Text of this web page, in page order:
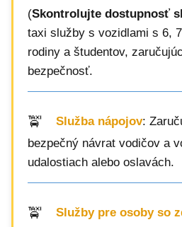
(Skontrolujte dostupnosť
taxi služby s vozidlami s 6,
rodiny a študentov,
bezpečnosť.
Služba nápojov:
bezpečný návrat vodičov a
udalostiach alebo oslavách.
Služby pre osoby so